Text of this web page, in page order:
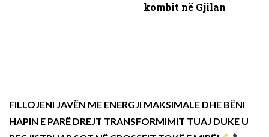
kombit në Gjilan
FILLOJENI JAVËN ME ENERGJI MAKSIMALE DHE BËNI
HAPIN E PARË DREJT TRANSFORMIMIT TUAJ DUKE U